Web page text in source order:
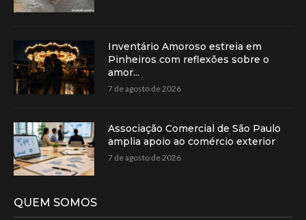
Inventário Amoroso estreia em
Pinheiros com reflexões sobre o
amor...
7 de agosto de 2026
Associação Comercial de São Paulo
amplia apoio ao comércio exterior
7 de agosto de 2026
QUEM SOMOS